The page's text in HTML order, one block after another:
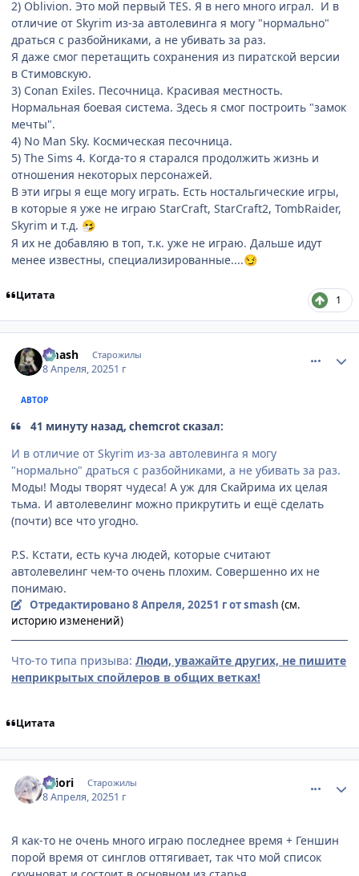
2) Oblivion. Это мой первый TES. Я в него много играл. И в
отличие от Skyrim из-за автолевинга я могу "нормально"
драться с разбойниками, а не убивать за раз.
Я даже смог перетащить сохранения из пиратской версии
в Стимовскую.
3) Conan Exiles. Песочница. Красивая местность.
Нормальная боевая система. Здесь я смог построить "замок
мечты".
4) No Man Sky. Космическая песочница.
5) The Sims 4. Когда-то я старался продолжить жизнь и
отношения некоторых персонажей.
В эти игры я еще могу играть. Есть ностальгические игры,
в которые я уже не играю StarCraft, StarCraft2, TombRaider,
Skyrim и т.д. 🤧
Я их не добавляю в топ, т.к. уже не играю. Дальше идут
менее известны, специализированные....😏
Цитата 1
smash Старожилы
8 Апреля, 20251 г
АВТОР
41 минуту назад, chemcrot сказал:
И в отличие от Skyrim из-за автолевинга я могу
"нормально" драться с разбойниками, а не убивать за раз.
Моды! Моды творят чудеса! А уж для Скайрима их целая
тьма. И автолевелинг можно прикрутить и ещё сделать
(почти) все что угодно.
P.S. Кстати, есть куча людей, которые считают
автолевелинг чем-то очень плохим. Совершенно их не
понимаю.
Отредактировано8 Апреля, 20251 гот smash (см.
историю изменений)
Что-то типа призыва: Люди, уважайте других, не пишите
неприкрытых спойлеров в общих ветках!
Цитата
shiоri Старожилы
8 Апреля, 20251 г
Я как-то не очень много играю последнее время + Геншин
порой время от синглов оттягивает, так что мой список